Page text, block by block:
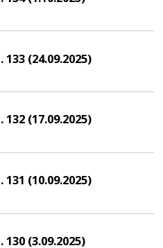
(24.09.2025)
(17.09.2025)
(10.09.2025)
(3.09.2025)